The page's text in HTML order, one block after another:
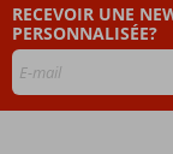
Les
avis
plus
RECEVOIR UNE
PERSONNALISÉE?